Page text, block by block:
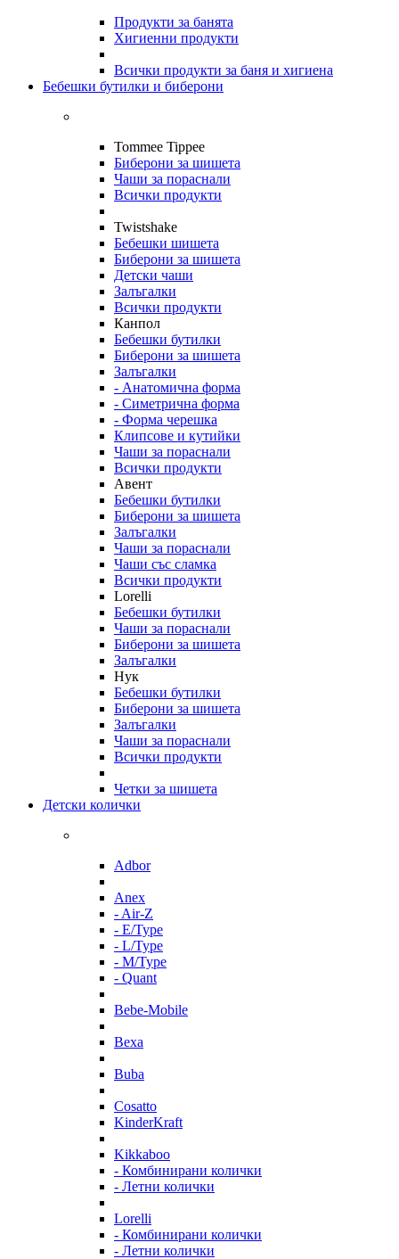
Продукти за банята
Хигиенни продукти
Всички продукти за баня и хигиена
Бебешки бутилки и биберони
Tommee Tippee
Биберони за шишета
Чаши за пораснали
Всички продукти
Twistshake
Бебешки шишета
Биберони за шишета
Детски чаши
Залъгалки
Всички продукти
Канпол
Бебешки бутилки
Биберони за шишета
Залъгалки
- Анатомична форма
- Симетрична форма
- Форма черешка
Клипсове и кутийки
Чаши за пораснали
Всички продукти
Авент
Бебешки бутилки
Биберони за шишета
Залъгалки
Чаши за пораснали
Чаши със сламка
Всички продукти
Lorelli
Бебешки бутилки
Чаши за пораснали
Биберони за шишета
Залъгалки
Нук
Бебешки бутилки
Биберони за шишета
Залъгалки
Чаши за пораснали
Всички продукти
Четки за шишета
Детски колички
Adbor
Anex
- Air-Z
- E/Type
- L/Type
- M/Type
- Quant
Bebe-Mobile
Bexa
Buba
Cosatto
KinderKraft
Kikkaboo
- Комбинирани колички
- Летни колички
Lorelli
- Комбинирани колички
- Летни колички